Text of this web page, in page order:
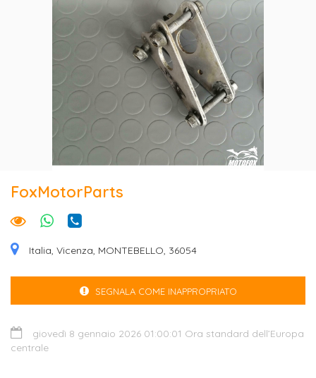
FoxMotorParts
Italia, Vicenza, MONTEBELLO, 36054
SEGNALA COME INAPPROPRIATO
giovedì 8 gennaio 2026 01:00:01 Ora standard dell’Europa
centrale